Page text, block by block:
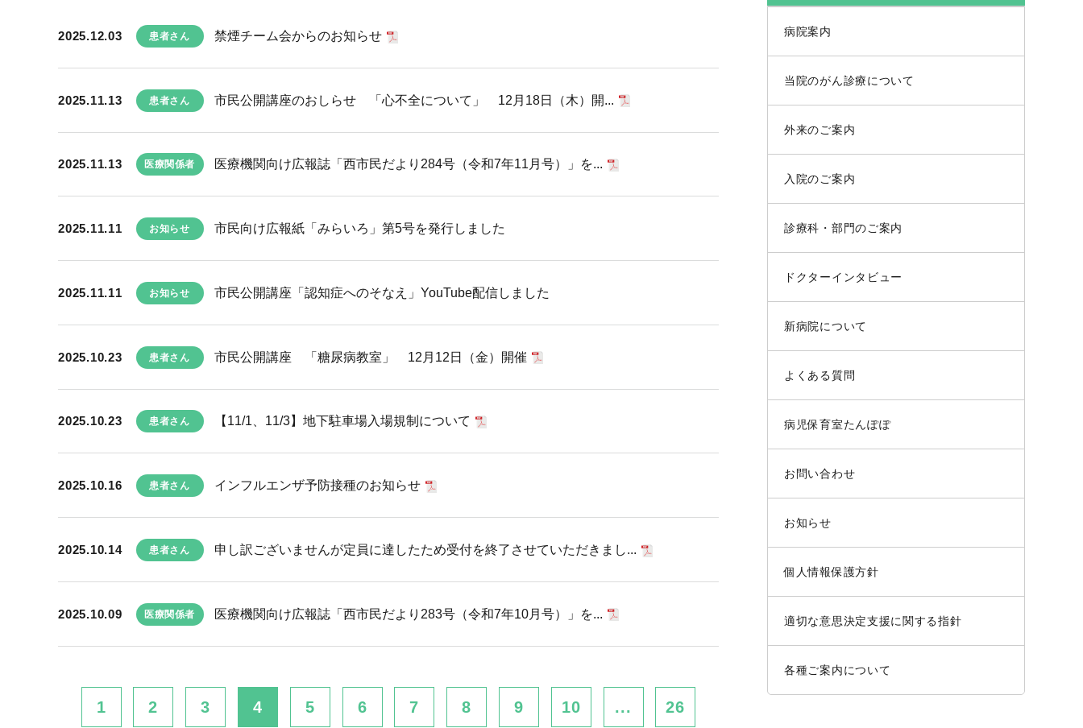
2025.12.03 患者さん 禁煙チーム会からのお知らせ
2025.11.13 患者さん 市民公開講座のおしらせ 「心不全について」 12月18日（木）開...
2025.11.13 医療関係者 医療機関向け広報誌「西市民だより284号（令和7年11月号）」を...
2025.11.11 お知らせ 市民向け広報紙「みらいろ」第5号を発行しました
2025.11.11 お知らせ 市民公開講座「認知症へのそなえ」YouTube配信しました
2025.10.23 患者さん 市民公開講座 「糖尿病教室」 12月12日（金）開催
2025.10.23 患者さん 【11/1、11/3】地下駐車場入場規制について
2025.10.16 患者さん インフルエンザ予防接種のお知らせ
2025.10.14 患者さん 申し訳ございませんが定員に達したため受付を終了させていただきまし...
2025.10.09 医療関係者 医療機関向け広報誌「西市民だより283号（令和7年10月号）」を...
1 2 3 4 5 6 7 8 9 10 ... 26
病院案内
当院のがん診療について
外来のご案内
入院のご案内
診療科・部門のご案内
ドクターインタビュー
新病院について
よくある質問
病児保育室たんぽぽ
お問い合わせ
お知らせ
個人情報保護方針
適切な意思決定支援に関する指針
各種ご案内について